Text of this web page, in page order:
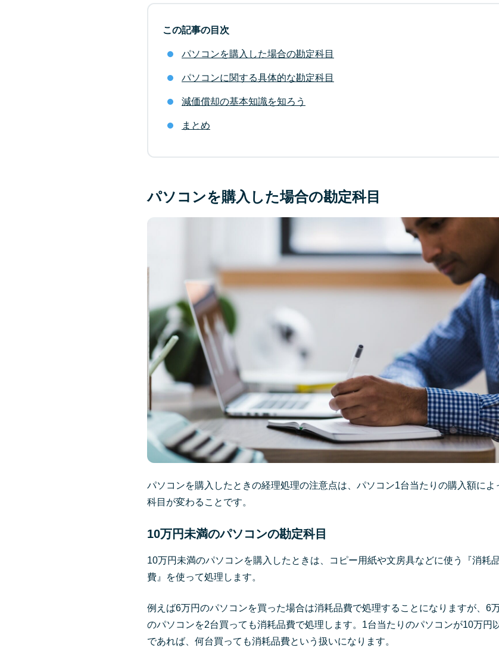
この記事の目次
パソコンを購入した場合の勘定科目
パソコンに関する具体的な勘定科目
減価償却の基本知識を知ろう
まとめ
パソコンを購入した場合の勘定科目
パソコンを購入したときの経理処理の注意点は、パソコン1台当たりの購入額によ
科目が変わることです。
10万円未満のパソコンの勘定科目
10万円未満のパソコンを購入したときは、コピー用紙や文房具などに使う『消耗
費』を使って処理します。
例えば6万円のパソコンを買った場合は消耗品費で処理することになりますが、6
のパソコンを2台買っても消耗品費で処理します。1台当たりのパソコンが10万円
であれば、何台買っても消耗品費という扱いになります。